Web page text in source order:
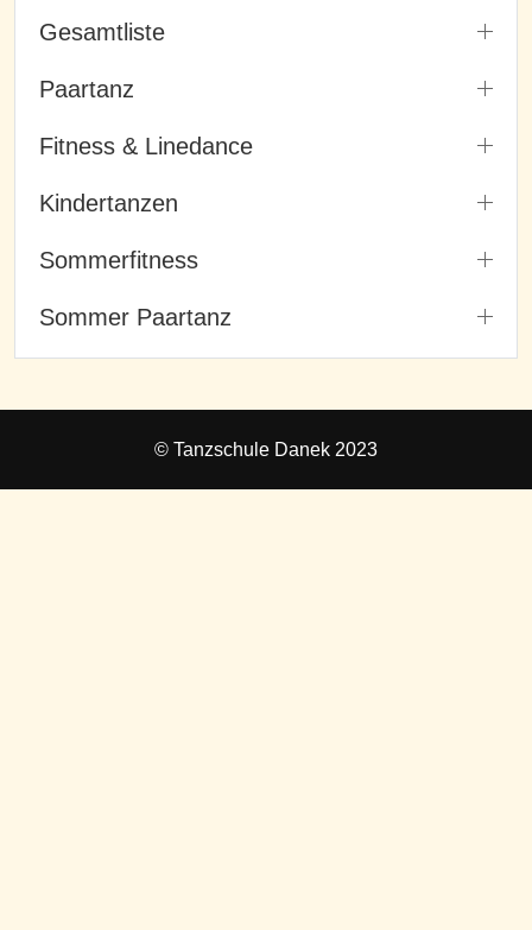
Gesamtliste
Paartanz
Fitness & Linedance
Kindertanzen
Sommerfitness
Sommer Paartanz
© Tanzschule Danek 2023